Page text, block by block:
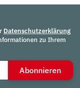
Datenschutzerklärung
zu Ihrem
Abonnieren